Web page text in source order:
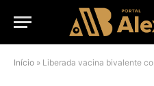
Início » Liberada vacina bivalente contra a Covid-19 para